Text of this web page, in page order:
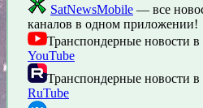
SatNewsMobile — все
каналов в одном приложении!
Транспондерные новости в
YouTube
Транспондерные новости в
RuTube